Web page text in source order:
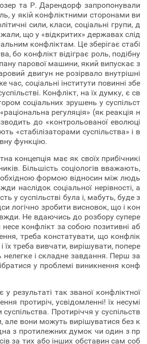
та Р. Дарендорф запропонували
у якій конфліктними сторонами ви
сили, класи, соціальні групи, д
що у «відкритих» державах слід
конфліктам. Це зберігає стабі
бо конфлікт відіграє роль, подібну
парової машини, який випускає з
двигун не розірвало внутрішні
соціальні інститути повинні збе
Конфлікт, на їх думку, є св
соціальних зрушень у суспільст
регуляція» (як реакція н
до «контрольованої еволюці
«стабілізаторами суспільства» і в
функцію.
концепція має як своїх прибічникі
Більшість соціологів вважають,
формою відносин між людь
наслідок соціальної нерівності, а
у суспільстві була і, мабуть, буде з
логічно зробити висновок, що і кон
Не вдаючись до розбору супере
конфлікт за собою позитивні аб
треба констатувати, що конфлік
і їх треба вивчати, вирішувати, попере
і складне завдання. Перш за
у проблемі виникнення конф
у результаті так званої конфліктної
протиріч, усвідомленні! їх несумі
Протиріччя у суспільств
але вони можуть вирішуватися без к
з протилежних думок чи один з пр
за тих або інших обставин сам соб